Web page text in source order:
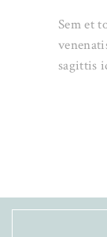
Sem et
sagittis